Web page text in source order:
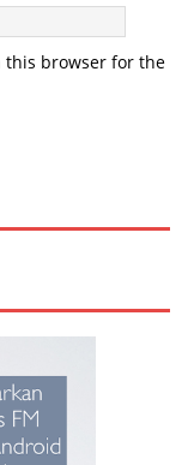
this browser for the